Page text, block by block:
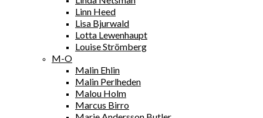
Linn Heed
Lisa Bjurwald
Lotta Lewenhaupt
Louise Strömberg
M-O
Malin Ehlin
Malin Perlheden
Malou Holm
Marcus Birro